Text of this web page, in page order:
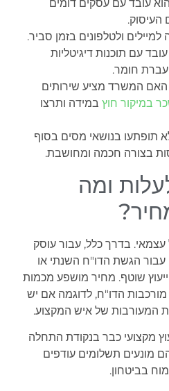
עובד עם עסקים דומים
ולטלפונים בזמן סביר.
עם תוכנות דיגיטליות
חומר.
האם המשרד מציע שירותים
במיקור חוץ במידה ותרצו
תופתעו בנושאי מסים בסוף
בצורה חכמה ומחושבת.
ומה
בדרך כלל, עבור עוסק
הגשת הדו"ח השנתי או
ייעוץ שוטף. מחיר מושפע מכמות
הדו"ח, לדוגמה אם יש
המעורבות של איש המקצוע.
מקצועי כבר בנקודת התחלה
תשלומים עודפים
בביטחון.